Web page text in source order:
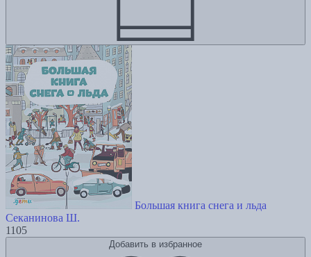
Большая книга снега и льда
Секанинова Ш.
1105
Добавить в избранное